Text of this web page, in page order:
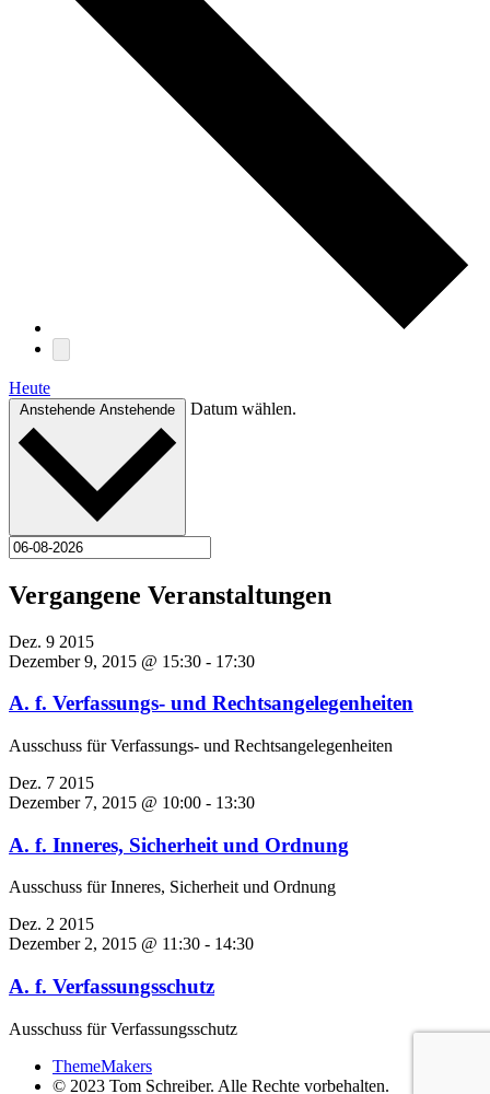
Heute
Anstehende Anstehende Datum wählen.
Vergangene Veranstaltungen
Dez. 9 2015
Dezember 9, 2015 @ 15:30 - 17:30
A. f. Verfassungs- und Rechtsangelegenheiten
Ausschuss für Verfassungs- und Rechtsangelegenheiten
Dez. 7 2015
Dezember 7, 2015 @ 10:00 - 13:30
A. f. Inneres, Sicherheit und Ordnung
Ausschuss für Inneres, Sicherheit und Ordnung
Dez. 2 2015
Dezember 2, 2015 @ 11:30 - 14:30
A. f. Verfassungsschutz
Ausschuss für Verfassungsschutz
ThemeMakers
© 2023 Tom Schreiber. Alle Rechte vorbehalten.